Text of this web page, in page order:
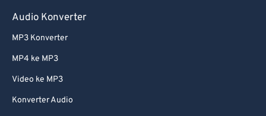
Audio Konverter
MP3 Konverter
MP4 ke MP3
Video ke MP3
Konverter Audio